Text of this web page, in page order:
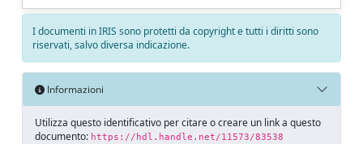
I documenti in IRIS sono protetti da copyright e tutti i diritti sono
riservati, salvo diversa indicazione.
Informazioni
Utilizza questo identificativo per citare o creare un link a questo
documento: https://hdl.handle.net/11573/83538